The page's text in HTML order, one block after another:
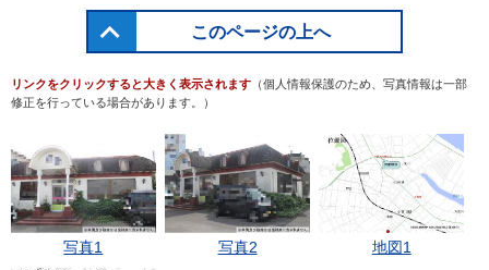
このページの上へ
リンクをクリックすると大きく表示されます （個人情報保護のため、写真情報は一部
修正を行っている場合があります。）
写真1 写真2 地図1